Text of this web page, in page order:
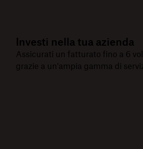
Investi nella tua azienda
Assicurati un fatturato fino a 6
grazie a un'ampia gamma di